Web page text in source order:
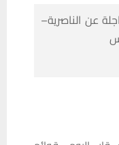
عن الناصرية–